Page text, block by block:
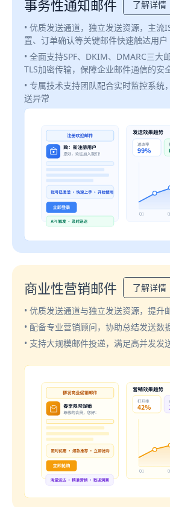
事务性通知邮件
了解详情
• 优质发送通道，独立发送资源，主流
置、订单确认等关键邮件快速触达用户
• 全面支持SPF、DKIM、DMARC三大
TLS加密传输，保障企业邮件通信的安
• 专属技术支持团队配合实时监控系统
送异常
商业性营销邮件
了解详情
• 优质发送通道与独立发送资源，提升
• 配备专业营销顾问，协助总结发送数
• 支持大规模邮件投递，满足高并发发